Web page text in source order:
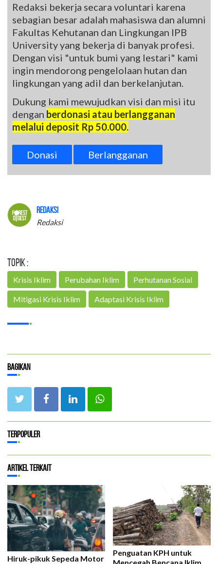
Redaksi bekerja secara voluntari karena
sebagian besar adalah mahasiswa dan alumni
Fakultas Kehutanan dan Lingkungan IPB
University yang bekerja di banyak profesi.
Dengan visi "untuk bumi yang lestari" kami
ingin mendorong pengelolaan hutan dan
lingkungan yang adil dan berkelanjutan.
Dukung kami mewujudkan visi dan misi itu
dengan berdonasi atau berlangganan
melalui deposit Rp 50.000.
Donasi Berlangganan
Redaksi
Redaksi
Topik :
Krisis Iklim Perubahan Iklim Perhutanan Sosial
Mitigasi Krisis Iklim Adaptasi Krisis Iklim
Bagikan
Terpopuler
Artikel Terkait
Hiruk-pikuk Sepeda Motor
Penguatan KPH untuk